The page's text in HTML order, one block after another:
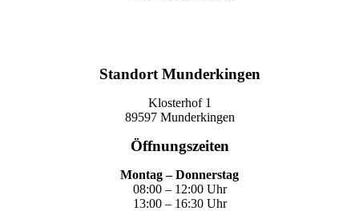
Standort Munderkingen
Klosterhof 1
89597 Munderkingen
Öffnungszeiten
Montag – Donnerstag
08:00 – 12:00 Uhr
13:00 – 16:30 Uhr